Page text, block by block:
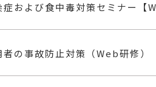
および食中毒対策セミナー【
の事故防止対策（Web研修）